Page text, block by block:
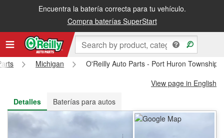
Encuentra la batería correcta para tu vehículo.
Compra baterías SuperStart
Recibe tu orden gratis al día siguiente o recógela en la tienda
Michigan
O'Reilly Auto Parts - Port Huron Township
View page in English
Detalles
Baterías para autos